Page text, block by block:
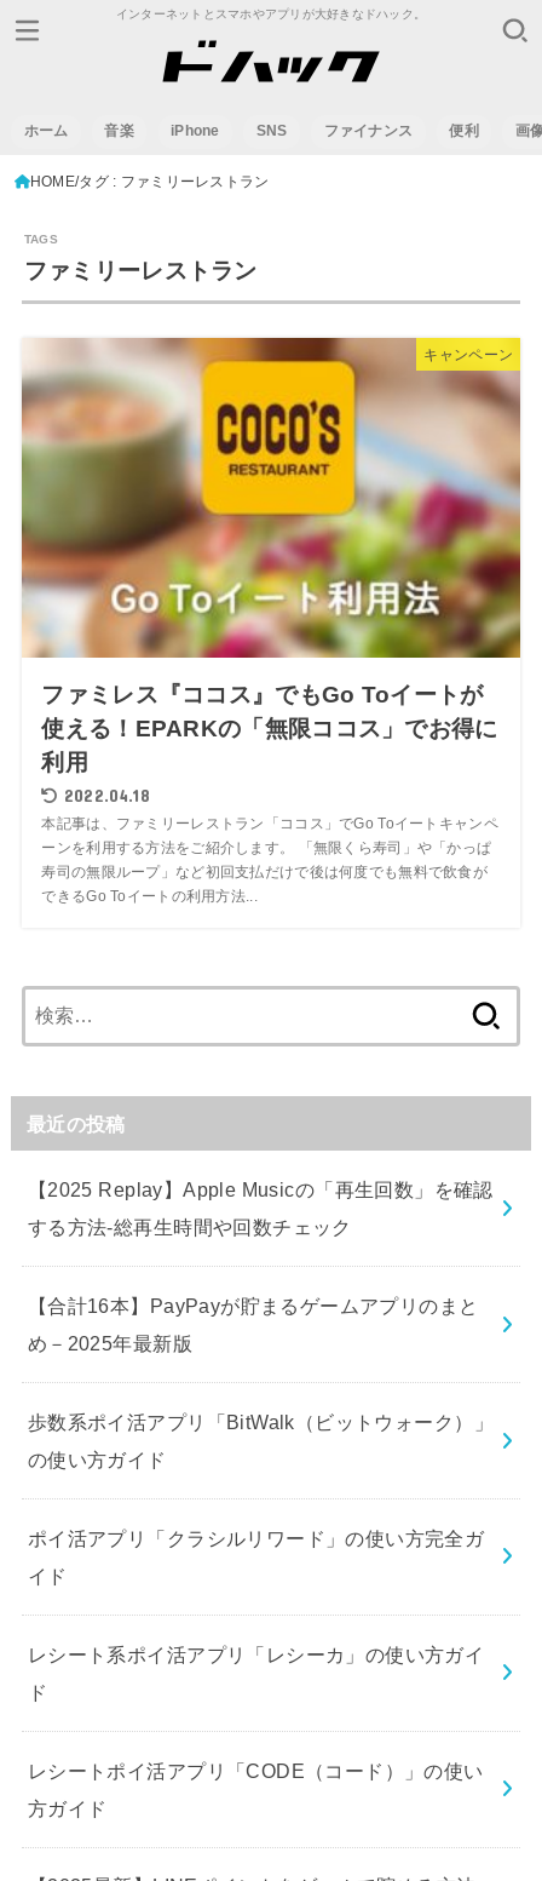
インターネットとスマホやアプリが大好きなドハック。
ホーム 音楽 iPhone SNS ファイナンス 便利 画
HOME タグ : ファミリーレストラン
ファミリーレストラン
キャンペーン
ファミレス『ココス』でもGo Toイートが
使える！EPARKの「無限ココス」でお得に
利用
2022.04.18
本記事は、ファミリーレストラン「ココス」でGo Toイートキャンペ
ーンを利用する方法をご紹介します。 「無限くら寿司」や「かっぱ
寿司の無限ループ」など初回支払だけで後は何度でも無料で飲食が
できるGo Toイートの利用方法...
索:
最近の投稿
【2025 Replay】Apple Musicの「再生回数」を確認
する方法-総再生時間や回数チェック
【合計16本】PayPayが貯まるゲームアプリのまと
め－2025年最新版
歩数系ポイ活アプリ「BitWalk（ビットウォーク）」
の使い方ガイド
ポイ活アプリ「クラシルリワード」の使い方完全ガ
イド
レシート系ポイ活アプリ「レシーカ」の使い方ガイ
ド
レシートポイ活アプリ「CODE（コード）」の使い
方ガイド